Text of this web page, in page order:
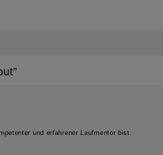
”
und erfahrener Laufmentor bist.